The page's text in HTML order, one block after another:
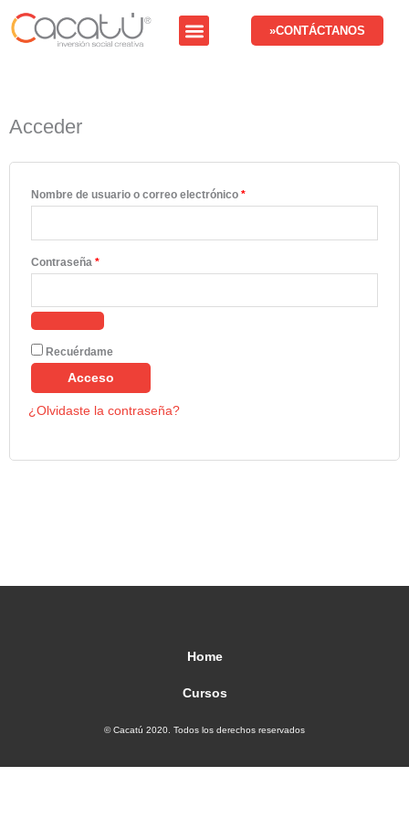
Menú »CONTÁCTANOS
Acceder
Nombre de usuario o correo electrónico *
Contraseña *
Recuérdame
Acceso
¿Olvidaste la contraseña?
Home
Cursos
© Cacatú 2020. Todos los derechos reservados